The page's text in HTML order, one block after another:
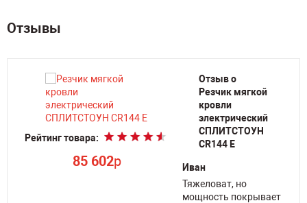
Отзывы
Рейтинг товара:
85 602p
Отзыв о
Резчик мягкой
кровли
электрический
СПЛИТСТОУН
CR144 E
Иван
Тяжеловат, но
мощность покрывает